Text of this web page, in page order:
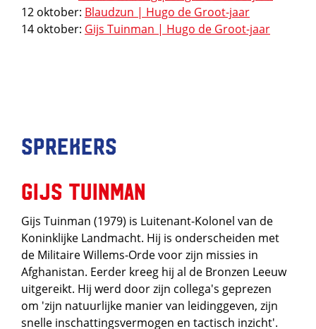
12 oktober: Blaudzun | Hugo de Groot-jaar
14 oktober: Gijs Tuinman | Hugo de Groot-jaar
Sprekers
Gijs Tuinman
Gijs Tuinman (1979) is Luitenant-Kolonel van de
Koninklijke Landmacht. Hij is onderscheiden met
de Militaire Willems-Orde voor zijn missies in
Afghanistan. Eerder kreeg hij al de Bronzen Leeuw
uitgereikt. Hij werd door zijn collega's geprezen
om 'zijn natuurlijke manier van leidinggeven, zijn
snelle inschattingsvermogen en tactisch inzicht'.